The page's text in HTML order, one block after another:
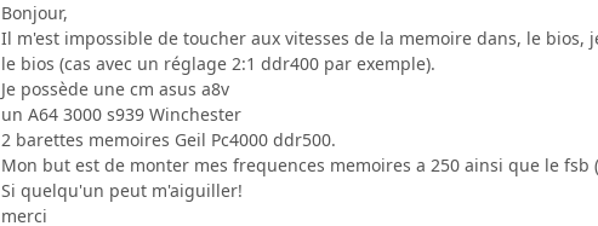
Bonjour,
Il m'est impossible de toucher aux vitesses de la memoire dans, le
le bios (cas avec un réglage 2:1 ddr400 par exemple).
Je possède une cm asus a8v
un A64 3000 s939 Winchester
2 barettes memoires Geil Pc4000 ddr500.
Mon but est de monter mes frequences memoires a 250 ainsi que le fsb
Si quelqu'un peut m'aiguiller!
merci